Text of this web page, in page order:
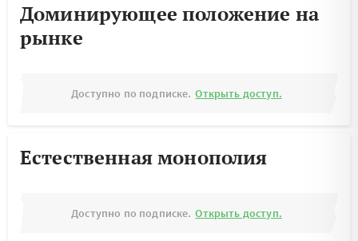
Доминирующее положение на
рынке
Доступно по подписке. Открыть доступ.
Естественная монополия
Доступно по подписке. Открыть доступ.